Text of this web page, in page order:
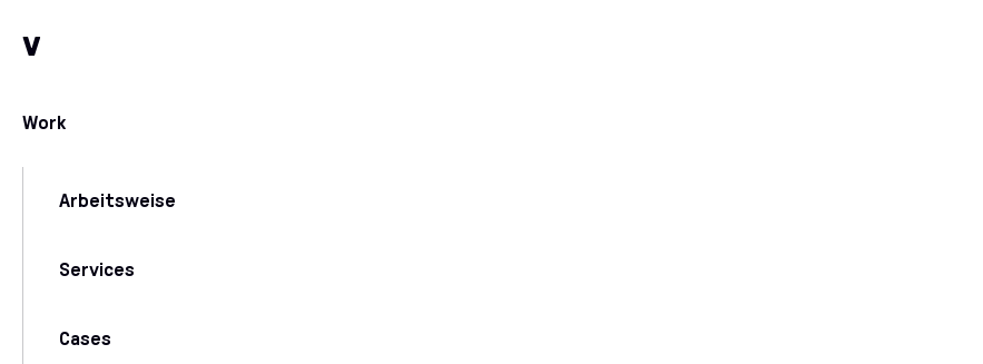
v
Work
Arbeitsweise
Services
Cases